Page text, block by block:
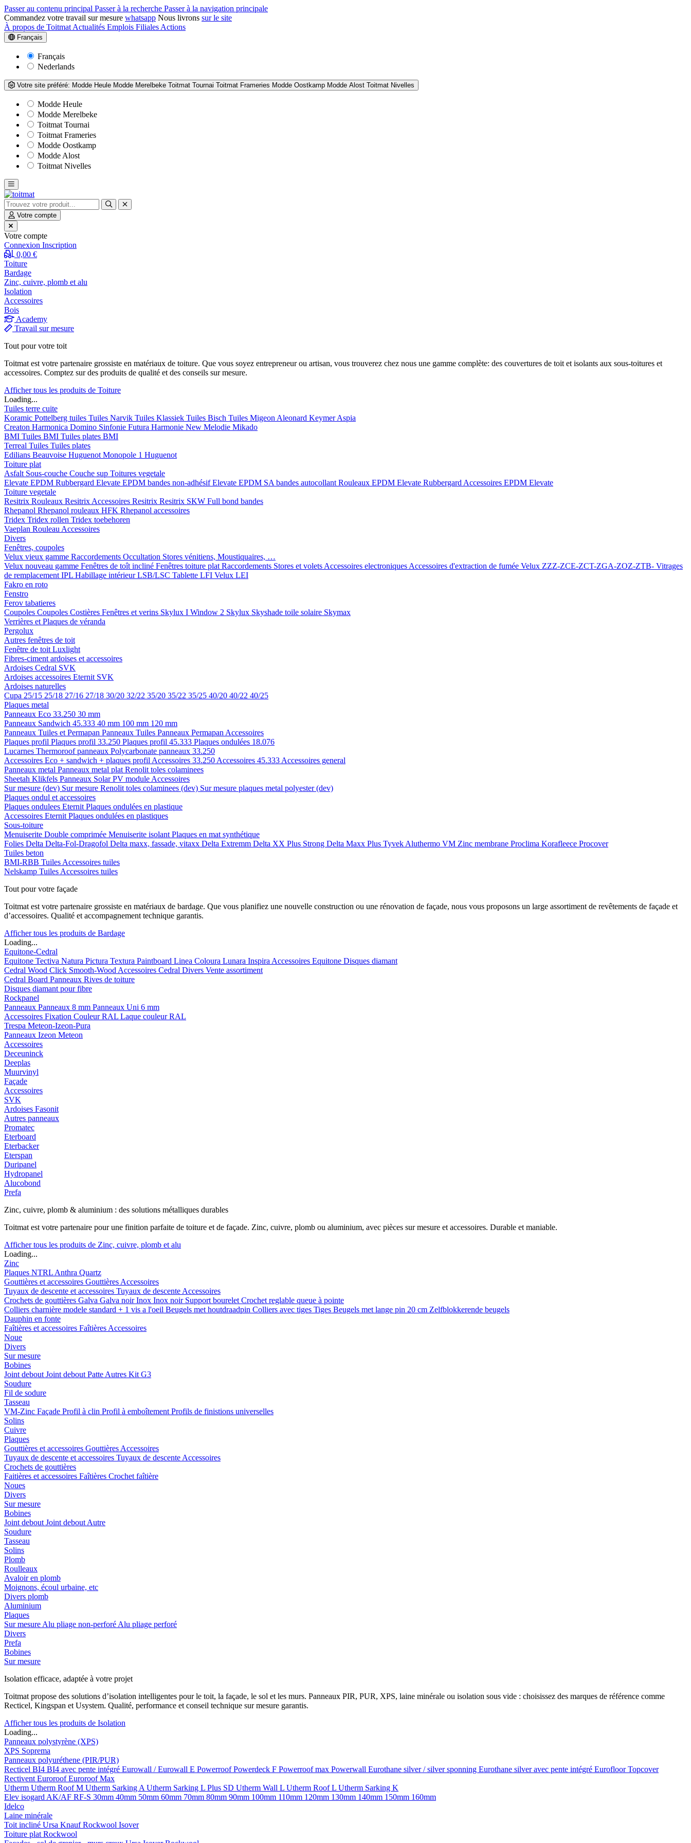
Passer au contenu principal Passer à la recherche Passer à la navigation principale
Commandez votre travail sur mesure whatsapp Nous livrons sur le site
À propos de Toitmat Actualités Emplois Filiales Actions
Français
Français
Nederlands
Votre site préféré: Modde Heule Modde Merelbeke Toitmat Tournai Toitmat Frameries Modde Oostkamp Modde Alost Toitmat Nivelles
Modde Heule
Modde Merelbeke
Toitmat Tournai
Toitmat Frameries
Modde Oostkamp
Modde Alost
Toitmat Nivelles
Votre compte
Votre compte
Connexion Inscription
0,00 €
Toiture
Bardage
Zinc, cuivre, plomb et alu
Isolation
Accessoires
Bois
Academy
Travail sur mesure
Tout pour votre toit
Toitmat est votre partenaire grossiste en matériaux de toiture. Que vous soyez entrepreneur ou artisan, vous trouverez chez nous une gamme complète: des couvertures de toit et isolants aux sous-toitures et
accessoires. Comptez sur des produits de qualité et des conseils sur mesure.
Afficher tous les produits de Toiture
Loading...
Tuiles terre cuite
Koramic Pottelberg tuiles Tuiles Narvik Tuiles Klassiek Tuiles Bisch Tuiles Migeon Aleonard KeymerAspia
Creaton Harmonica Domino Sinfonie Futura Harmonie New Melodie Mikado
BMI Tuiles BMI Tuiles plates BMI
Terreal Tuiles Tuiles plates
Edilians Beauvoise Huguenot Monopole 1 Huguenot
Toiture plat
Asfalt Sous-couche Couche sup Toitures vegetale
Elevate EPDM Rubbergard Elevate EPDM bandes non-adhésifElevate EPDM SA bandes autocollant Rouleaux EPDM Elevate Rubbergard Accessoires EPDM Elevate
Toiture vegetale
Resitrix Rouleaux Resitrix Accessoires Resitrix Resitrix SKW Full bond bandes
Rhepanol Rhepanol rouleaux HFK Rhepanol accessoires
Tridex Tridex rollen Tridex toebehoren
Vaeplan Rouleau Accessoires
Divers
Fenêtres, coupoles
Velux vieux gamme Raccordements Occultation Stores vénitiens, Moustiquaires, …
Velux nouveau gamme Fenêtres de toît incliné Fenêtres toiture plat Raccordements Stores et volets Accessoires electroniques Accessoires d'extraction de fumée Velux ZZZ-ZCE-ZCT-ZGA-ZOZ-ZTB- Vitrages
de remplacement IPL Habillage intérieur LSB/LSC Tablette LFI Velux LEI
Fakro en roto
Fenstro
Ferov tabatieres
Coupoles Coupoles Costières Fenêtres et verins Skylux I Window 2 Skylux Skyshade toile solaire Skymax
Verrières et Plaques de véranda
Pergolux
Autres fenêtres de toit
Fenêtre de toit Luxlight
Fibres-ciment ardoises et accessoires
Ardoises Cedral SVK
Ardoises accessoires Eternit SVK
Ardoises naturelles
Cupa 25/15 25/18 27/16 27/18 30/20 32/22 35/20 35/22 35/25 40/20 40/22 40/25
Plaques metal
Panneaux Eco 33.250 30 mm
Panneaux Sandwich 45.333 40 mm 100 mm 120 mm
Panneaux Tuiles et Permapan Panneaux Tuiles Panneaux Permapan Accessoires
Plaques profil Plaques profil 33.250 Plaques profil 45.333 Plaques ondulées 18.076
Lucarnes Thermoroof panneaux Polycarbonate panneaux 33.250
Accessoires Eco + sandwich + plaques profil Accessoires 33.250 Accessoires 45.333 Accessoires general
Panneaux metal Panneaux metal plat Renolit toles colaminees
Sheetah Klikfels Panneaux Solar PV module Accessoires
Sur mesure (dev) Sur mesure Renolit toles colaminees (dev) Sur mesure plaques metal polyester (dev)
Plaques ondul et accessoires
Plaques ondulees Eternit Plaques ondulées en plastique
Accessoires Eternit Plaques ondulées en plastiques
Sous-toiture
Menuiserite Double comprimée Menuiserite isolant Plaques en mat synthétique
Folies Delta Delta-Fol-Dragofol Delta maxx, fassade, vitaxx Delta Extremm Delta XX Plus Strong Delta Maxx Plus Tyvek Aluthermo VM Zinc membrane Proclima Korafleece Procover
Tuiles beton
BMI-RBB Tuiles Accessoires tuiles
Nelskamp Tuiles Accessoires tuiles
Tout pour votre façade
Toitmat est votre partenaire grossiste en matériaux de bardage. Que vous planifiez une nouvelle construction ou une rénovation de façade, nous vous proposons un large assortiment de revêtements de façade et
d’accessoires. Qualité et accompagnement technique garantis.
Afficher tous les produits de Bardage
Loading...
Equitone-Cedral
Equitone Tectiva Natura Pictura Textura Paintboard Linea Coloura Lunara Inspira Accessoires Equitone Disques diamant
Cedral Wood Click Smooth-Wood Accessoires Cedral Divers Vente assortiment
Cedral Board Panneaux Rives de toiture
Disques diamant pour fibre
Rockpanel
Panneaux Panneaux 8 mm Panneaux Uni 6 mm
Accessoires Fixation Couleur RAL Laque couleur RAL
Trespa Meteon-Izeon-Pura
Panneaux Izeon Meteon
Accessoires
Deceuninck
Deeplas
Muurvinyl
Façade
Accessoires
SVK
Ardoises Fasonit
Autres panneaux
Promatec
Eterboard
Eterbacker
Eterspan
Duripanel
Hydropanel
Alucobond
Prefa
Zinc, cuivre, plomb & aluminium : des solutions métalliques durables
Toitmat est votre partenaire pour une finition parfaite de toiture et de façade. Zinc, cuivre, plomb ou aluminium, avec pièces sur mesure et accessoires. Durable et maniable.
Afficher tous les produits de Zinc, cuivre, plomb et alu
Loading...
Zinc
Plaques NTRL Anthra Quartz
Gouttières et accessoires Gouttières Accessoires
Tuyaux de descente et accessoires Tuyaux de descente Accessoires
Crochets de gouttières Galva Galva noirInox Inox noir Support bourelet Crochet reglable queue à pointe
Colliers charnière modele standard + 1 vis a l'oeil Beugels met houtdraadpin Colliers avec tiges Tiges Beugels met lange pin 20 cm Zelfblokkerende beugels
Dauphin en fonte
Faîtières et accessoires Faîtières Accessoires
Noue
Divers
Sur mesure
Bobines
Joint debout Joint debout Patte Autres Kit G3
Soudure
Fil de sodure
Tasseau
VM-Zinc Façade Profil à clin Profil à emboîtement Profils de finistions universelles
Solins
Cuivre
Plaques
Gouttières et accessoires Gouttières Accessoires
Tuyaux de descente et accessoires Tuyaux de descente Accessoires
Crochets de gouttières
Faitières et accessoires Faîtières Crochet faîtière
Noues
Divers
Sur mesure
Bobines
Joint debout Joint debout Autre
Soudure
Tasseau
Solins
Plomb
Roulleaux
Avaloir en plomb
Moignons, écoul urbaine, etc
Divers plomb
Aluminium
Plaques
Sur mesure Alu pliage non-perforé Alu pliage perforé
Divers
Prefa
Bobines
Sur mesure
Isolation efficace, adaptée à votre projet
Toitmat propose des solutions d’isolation intelligentes pour le toit, la façade, le sol et les murs. Panneaux PIR, PUR, XPS, laine minérale ou isolation sous vide : choisissez des marques de référence comme
Recticel, Kingspan et Usystem. Qualité, performance et conseil technique sur mesure garantis.
Afficher tous les produits de Isolation
Loading...
Panneaux polystyrène (XPS)
XPS Soprema
Panneaux polyuréthene (PIR/PUR)
Recticel BI4 BI4 avec pente intégré Eurowall / Eurowall E PowerroofPowerdeck F Powerroof max Powerwall Eurothane silver / silver sponning Eurothane silver avec pente intégré EurofloorTopcover
Rectivent EuroroofEuroroof Max
Utherm Utherm Roof M Utherm Sarking A Utherm Sarking L Plus SD Utherm Wall L Utherm Roof L Utherm Sarking K
Elev isogard AK/AF RF-S 30mm 40mm 50mm 60mm 70mm 80mm 90mm 100mm 110mm 120mm 130mm 140mm 150mm 160mm
Idelco
Laine minérale
Toit incliné Ursa KnaufRockwool Isover
Toiture plat Rockwool